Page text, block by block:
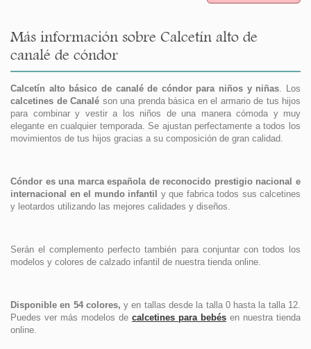
Más información sobre Calcetín alto de
canalé de cóndor
Calcetín alto básico de canalé de cóndor para niños y niñas. Los
calcetines de Canalé son una prenda básica en el armario de tus hijos
para combinar y vestir a los niños de una manera cómoda y muy
elegante en cualquier temporada. Se ajustan perfectamente a todos los
movimientos de tus hijos gracias a su composición de gran calidad.
Cóndor es una marca española de reconocido prestigio nacional e
internacional en el mundo infantil
y que fabrica todos sus calcetines
y leotardos utilizando las mejores calidades y diseños.
Serán el complemento perfecto también para conjuntar con todos los
modelos y colores de calzado infantil de nuestra tienda online.
Disponible en 54 colores, y en tallas desde la talla 0 hasta la talla 12.
Puedes ver más modelos de calcetines para bebés en nuestra tienda
online.